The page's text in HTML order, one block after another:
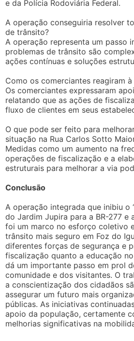
e da Polícia Rodoviária Federal.
A operação conseguiria resolver
de trânsito?
A operação representa um passo
problemas de trânsito são
ações contínuas e soluções
Como os comerciantes reagiram
Os comerciantes expressaram
relatando que as ações de
fluxo de clientes em seus
O que pode ser feito para
situação na Rua Carlos Sotto
Medidas como um aumento na
operações de fiscalização e a
estruturais para melhorar a via
Conclusão
A operação integrada que inibiu o
do Jardim Jupira para a BR-277 e
foi um marco no esforço coletivo
trânsito mais seguro em Foz do
diferentes forças de segurança e
fiscalização quanto a educação
dá um importante passo em prol
comunidade e dos visitantes. O
a conscientização dos cidadãos
assegurar um futuro mais
públicas. As iniciativas
apoio da população, certamente
melhorias significativas na